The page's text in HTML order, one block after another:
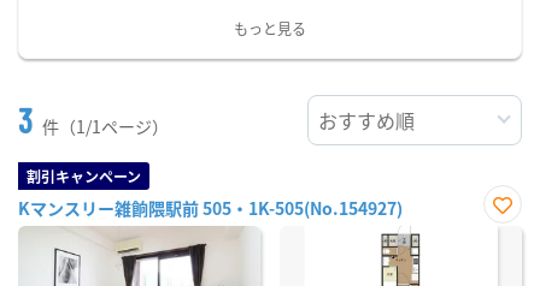
もっと見る
3 件（1/1ページ）
割引キャンペーン
Kマンスリー雑餉隈駅前 505・1K-505(No.154927)
お気